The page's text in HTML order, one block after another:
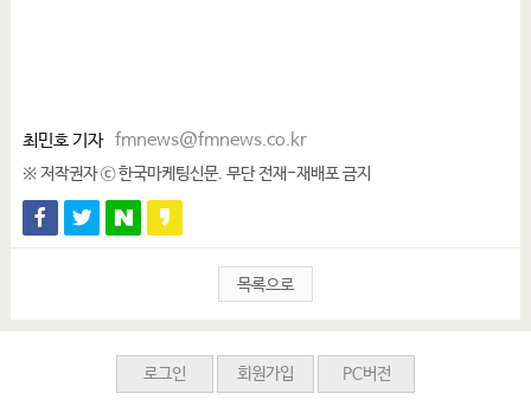
최민호 기자 fmnews@fmnews.co.kr
※ 저작권자 ⓒ 한국마케팅신문. 무단 전재-재배포 금지
목록으로
로그인 회원가입 PC버전